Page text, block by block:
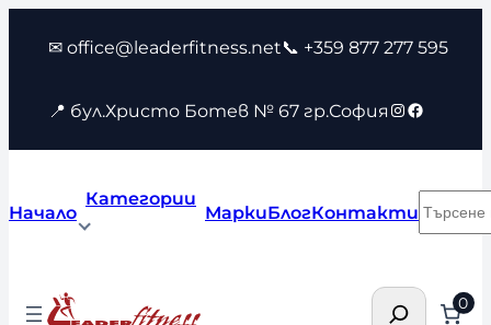
съдържанието
✉ office@leaderfitness.net📞 +359 877 277 595
📍 бул.Христо Ботев № 67 гр.София Instagram
Facebook
Начало
Категории
МаркиБлогКонтакти
Търсене 0